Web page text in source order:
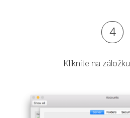
Kliknite na záložku